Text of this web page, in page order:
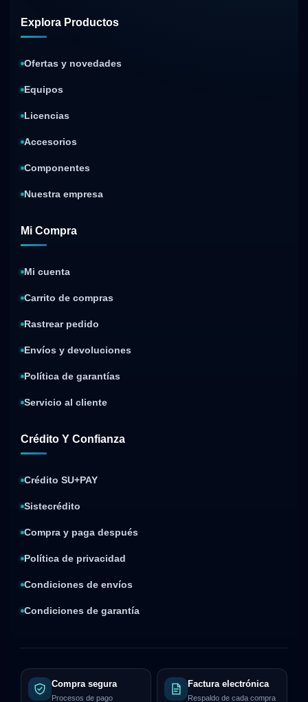
Explora Productos
Ofertas y novedades
Equipos
Licencias
Accesorios
Componentes
Nuestra empresa
Mi Compra
Mi cuenta
Carrito de compras
Rastrear pedido
Envíos y devoluciones
Política de garantías
Servicio al cliente
Crédito Y Confianza
Crédito SU+PAY
Sistecrédito
Compra y paga después
Política de privacidad
Condiciones de envíos
Condiciones de garantía
Compra segura
Procesos de pago
Factura electrónica
Respaldo de cada compra